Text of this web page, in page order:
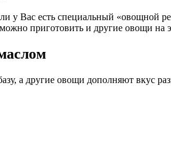
у Вас есть специальный «овощной
приготовить и другие овощи на
а другие овощи дополняют вкус